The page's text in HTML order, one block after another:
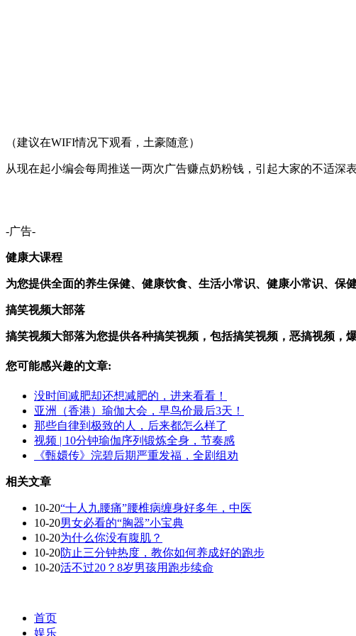
（建议在WIFI情况下观看，土豪随意）
从现在起小编会每周推送一两次广告赚点奶粉钱，引起大家的不适深
-广告-
健康大课程
为您提供全面的养生保健、健康饮食、生活小常识、健康小常识、保
搞笑视频大部落
搞笑视频大部落为您提供各种搞笑视频，包括搞笑视频，恶搞视频，
您可能感兴趣的文章:
没时间减肥却还想减肥的，进来看看！
亚洲（香港）瑜伽大会，早鸟价最后3天！
那些自律到极致的人，后来都怎么样了
视频 | 10分钟瑜伽序列锻炼全身，节奏感
《甄嬛传》浣碧后期严重发福，全剧组劝
相关文章
10-20“十人九腰痛”腰椎病缠身好多年，中医
10-20男女必看的“胸器”小宝典
10-20为什么你没有腹肌？
10-20防止三分钟热度，教你如何养成好的跑步
10-20活不过20？8岁男孩用跑步续命
首页
娱乐